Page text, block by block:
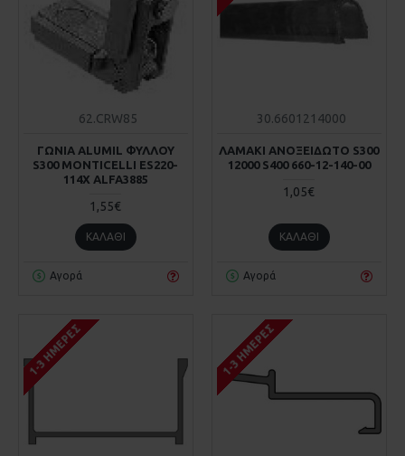
62.CRW85
ΓΩΝΙΑ ALUMIL ΦΥΛΛΟΥ
S300 MONTICELLI ES220-
114X ALFA3885
1,55€
ΚΑΛΆΘΙ
Αγορά
30.6601214000
ΛΑΜΑΚΙ ΑΝΟΞΕΙΔΩΤΟ S300
12000 S400 660-12-140-00
1,05€
ΚΑΛΆΘΙ
Αγορά
1-3 ΗΜΈΡΕΣ 1-3 ΗΜΈΡΕΣ